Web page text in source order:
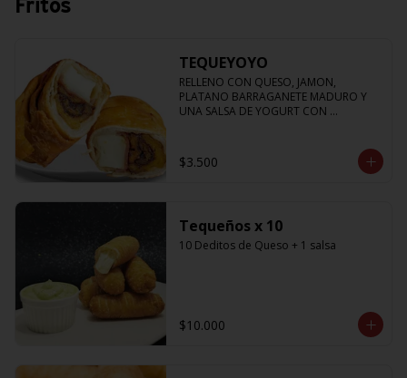
TEQUEYOYO
RELLENO CON QUESO, JAMON,
PLATANO BARRAGANETE MADURO Y
UNA SALSA DE YOGURT CON
$3.500
Tequeños x 10
10 Deditos de Queso + 1 salsa
$10.000